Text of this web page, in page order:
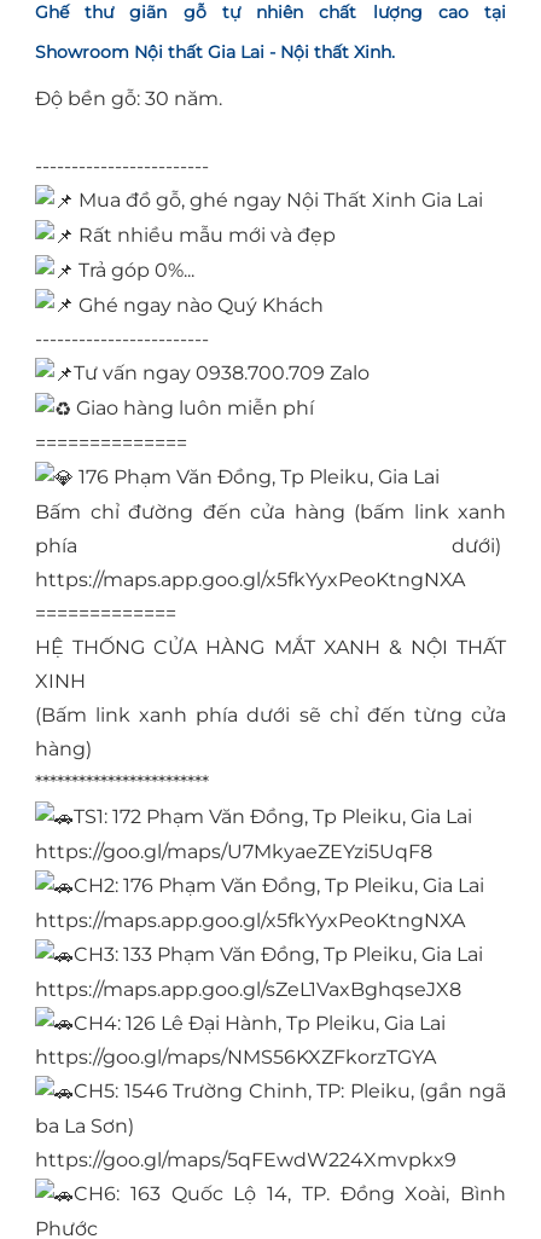
Ghế thư giãn gỗ tự nhiên chất lượng cao tại
Showroom Nội thất Gia Lai - Nội thất Xinh.
Độ bền gỗ: 30 năm.
------------------------
Mua đồ gỗ, ghé ngay Nội Thất Xinh Gia Lai
Rất nhiều mẫu mới và đẹp
Trả góp 0%...
Ghé ngay nào Quý Khách
------------------------
Tư vấn ngay 0938.700.709 Zalo
Giao hàng luôn miễn phí
==============
176 Phạm Văn Đồng, Tp Pleiku, Gia Lai
Bấm chỉ đường đến cửa hàng (bấm link xanh
phía dưới)
https://maps.app.goo.gl/x5fkYyxPeoKtngNXA
=============
HỆ THỐNG CỬA HÀNG MẮT XANH & NỘI THẤT
XINH
(Bấm link xanh phía dưới sẽ chỉ đến từng cửa
hàng)
************************
TS1: 172 Phạm Văn Đồng, Tp Pleiku, Gia Lai
https://goo.gl/maps/U7MkyaeZEYzi5UqF8
CH2: 176 Phạm Văn Đồng, Tp Pleiku, Gia Lai
https://maps.app.goo.gl/x5fkYyxPeoKtngNXA
CH3: 133 Phạm Văn Đồng, Tp Pleiku, Gia Lai
https://maps.app.goo.gl/sZeL1VaxBghqseJX8
CH4: 126 Lê Đại Hành, Tp Pleiku, Gia Lai
https://goo.gl/maps/NMS56KXZFkorzTGYA
CH5: 1546 Trường Chinh, TP: Pleiku, (gần ngã
ba La Sơn)
https://goo.gl/maps/5qFEwdW224Xmvpkx9
CH6: 163 Quốc Lộ 14, TP. Đồng Xoài, Bình
Phước